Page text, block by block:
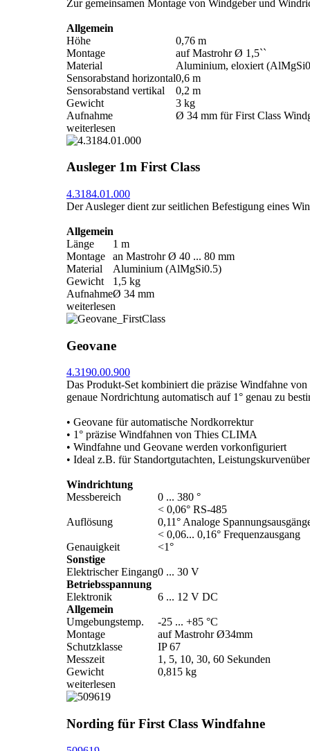
Zur gemeinsamen Montage von Windgeber und
Allgemein
Höhe
0,76 m
Montage
auf Mastrohr Ø 1,5``
Material
Aluminium, eloxiert
Sensorabstand horizontal0,6 m
Sensorabstand vertikal
0,2 m
Gewicht
3 kg
Aufnahme
Ø 34 mm für First Class
weiterlesen
Ausleger 1m First Class
4.3184.01.000
Der Ausleger dient zur seitlichen Befestigung eines
Allgemein
Länge
1 m
Montage
an Mastrohr Ø 40 ... 80 mm
Material
Aluminium (AlMgSi0.5)
Gewicht
1,5 kg
AufnahmeØ 34 mm
weiterlesen
Geovane
4.3190.00.900
Das Produkt-Set kombiniert die präzise Windfahne
genaue Nordrichtung automatisch auf 1° genau zu
• Geovane für automatische Nordkorrektur
• 1° präzise Windfahnen von Thies CLIMA
• Windfahne und Geovane werden vorkonfiguriert
• Ideal z.B. für Standortgutachten,
Windrichtung
Messbereich
0 ... 380 °
Auflösung
< 0,06° RS-485
0,11° Analoge
< 0,06... 0,16° Frequenzausgang
Genauigkeit
<1°
Sonstige
Elektrischer Eingang0 ... 30 V
Betriebsspannung
Elektronik
6 ... 12 V DC
Allgemein
Umgebungstemp.
-25 ... +85 °C
Montage
auf Mastrohr Ø34mm
Schutzklasse
IP 67
Messzeit
1, 5, 10, 30, 60 Sekunden
Gewicht
0,815 kg
weiterlesen
Nording für First Class Windfahne